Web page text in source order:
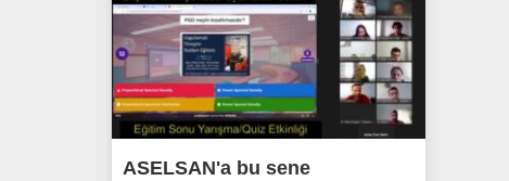
ASELSAN'a bu sene